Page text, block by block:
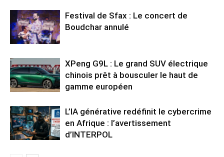
Festival de Sfax : Le concert de
Boudchar annulé
XPeng G9L : Le grand SUV électrique
chinois prêt à bousculer le haut de
gamme européen
L’IA générative redéfinit le cybercrime
en Afrique : l’avertissement
d’INTERPOL